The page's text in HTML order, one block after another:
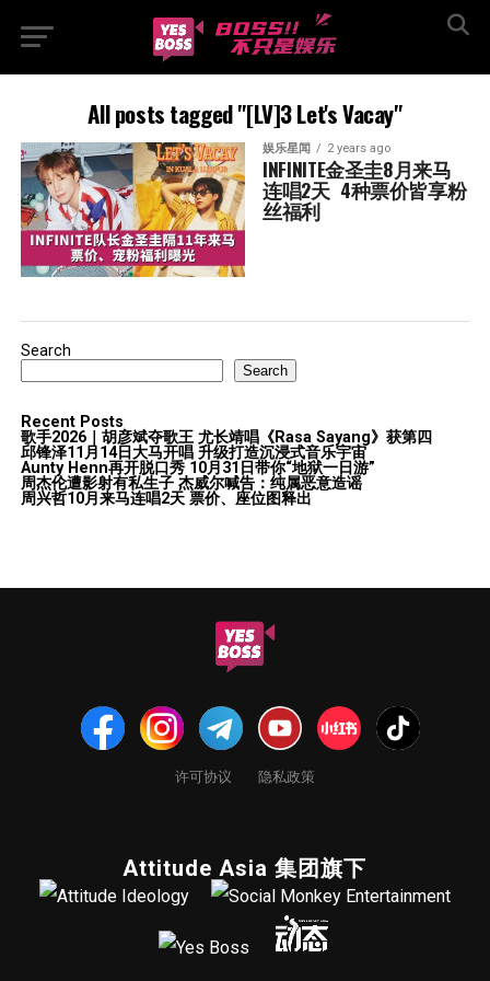
All posts tagged "[LV]3 Let's Vacay"
娱乐星闻 2 years ago
INFINITE金圣圭8月来马
连唱2天  4种票价皆享粉
丝福利
Search
Search
Recent Posts
歌手2026｜胡彦斌夺歌王 尤长靖唱《Rasa Sayang》获第四
邱锋泽11月14日大马开唱 升级打造沉浸式音乐宇宙
Aunty Henn再开脱口秀 10月31日带你“地狱一日游”
周杰伦遭影射有私生子 杰威尔喊告：纯属恶意造谣
周兴哲10月来马连唱2天 票价、座位图释出
许可协议 隐私政策
Attitude Asia 集团旗下